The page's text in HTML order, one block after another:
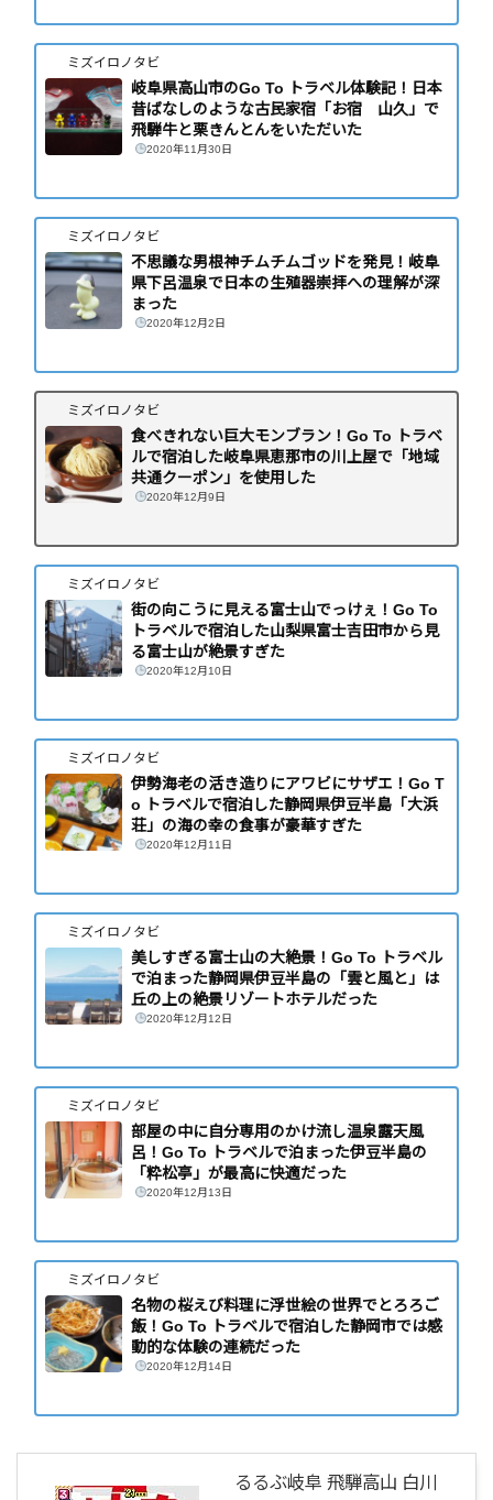
ミズイロノタビ
岐阜県高山市のGo To トラベル体験記！日本
昔ばなしのような古民家宿「お宿 山久」で
飛騨牛と栗きんとんをいただいた
2020年11月30日
ミズイロノタビ
不思議な男根神チムチムゴッドを発見！岐阜
県下呂温泉で日本の生殖器崇拝への理解が深
まった
2020年12月2日
ミズイロノタビ
食べきれない巨大モンブラン！Go To トラベ
ルで宿泊した岐阜県恵那市の川上屋で「地域
共通クーポン」を使用した
2020年12月9日
ミズイロノタビ
街の向こうに見える富士山でっけぇ！Go To
トラベルで宿泊した山梨県富士吉田市から見
る富士山が絶景すぎた
2020年12月10日
ミズイロノタビ
伊勢海老の活き造りにアワビにサザエ！Go T
o トラベルで宿泊した静岡県伊豆半島「大浜
荘」の海の幸の食事が豪華すぎた
2020年12月11日
ミズイロノタビ
美しすぎる富士山の大絶景！Go To トラベル
で泊まった静岡県伊豆半島の「雲と風と」は
丘の上の絶景リゾートホテルだった
2020年12月12日
ミズイロノタビ
部屋の中に自分専用のかけ流し温泉露天風
呂！Go To トラベルで泊まった伊豆半島の
「粋松亭」が最高に快適だった
2020年12月13日
ミズイロノタビ
名物の桜えび料理に浮世絵の世界でとろろご
飯！Go To トラベルで宿泊した静岡市では感
動的な体験の連続だった
2020年12月14日
るるぶ岐阜 飛騨高山 白川